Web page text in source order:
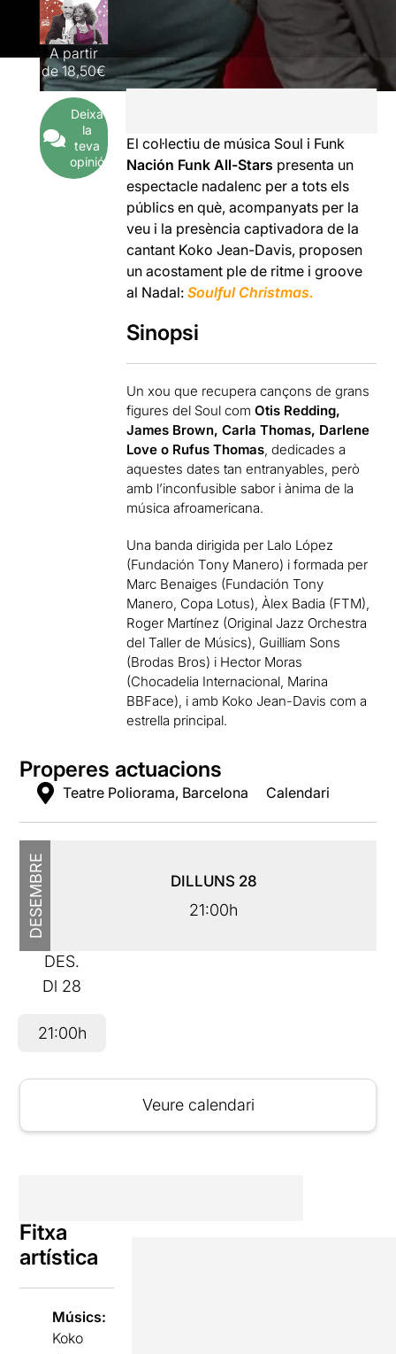
A partir
de18,50€
Deixa
la
teva
opinió
El col·lectiu de música Soul i Funk
Nación Funk All-Stars presenta un
espectacle nadalenc per a tots els
públics en què, acompanyats per la
veu i la presència captivadora de la
cantant Koko Jean-Davis, proposen
un acostament ple de ritme i groove
al Nadal:Soulful Christmas.
Sinopsi
Un xou que recupera cançons de grans
figures del Soul comOtis Redding,
James Brown, Carla Thomas, Darlene
Love o Rufus Thomas , dedicades a
aquestes dates tan entranyables, però
amb l’inconfusible sabor i ànima de la
música afroamericana.
Una banda dirigida per Lalo López
(Fundación Tony Manero) i formada per
Marc Benaiges (Fundación Tony
Manero, Copa Lotus), Àlex Badia (FTM),
Roger Martínez (Original Jazz Orchestra
del Taller de Músics), Guilliam Sons
(Brodas Bros) i Hector Moras
(Chocadelia Internacional, Marina
BBFace), i amb Koko Jean-Davis com a
estrella principal.
Properes actuacions
Teatre Poliorama, Barcelona Calendari
DESEMBRE DILLUNS 28
21:00h
DES.
Dl 28
21:00h
Veure calendari
Fitxa
artística
Músics:
Koko